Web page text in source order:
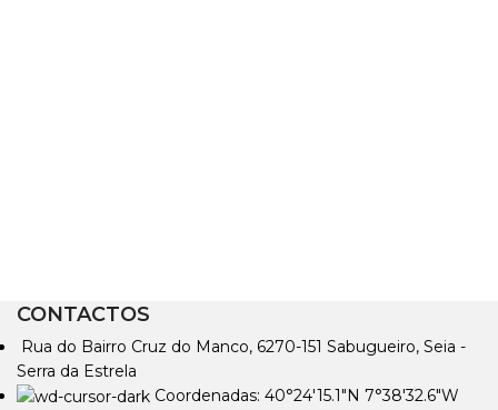
CONTACTOS
Rua do Bairro Cruz do Manco, 6270-151 Sabugueiro, Seia -
Serra da Estrela
Coordenadas: 40°24'15.1"N 7°38'32.6"W